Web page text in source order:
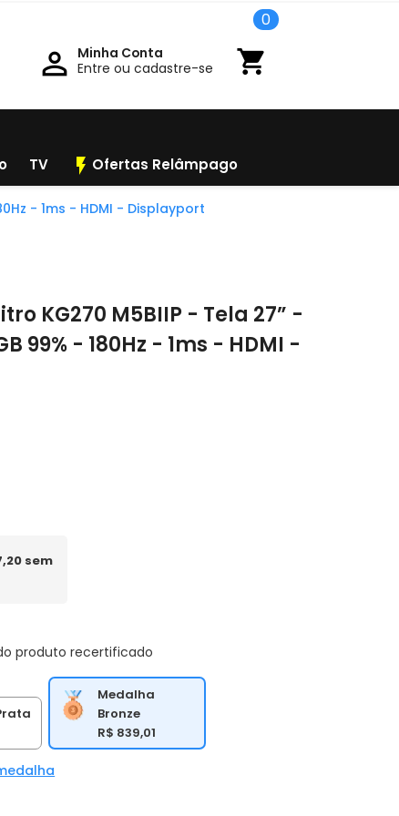
 Minha Conta
Entre ou cadastre-se
shopping_cart
0
TV flash_on Ofertas Relâmpago
- 1ms - HDMI - Displayport
KG270 M5BIIP - Tela 27” -
99% - 180Hz - 1ms - HDMI -
sem
produto recertificado
Medalha
Bronze
R$ 839,01